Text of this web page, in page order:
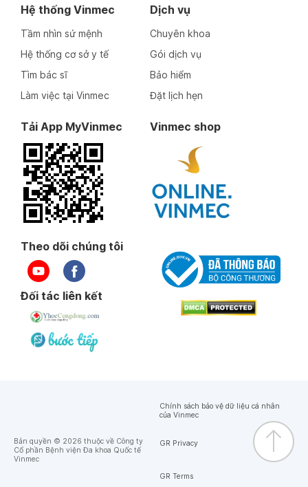
Hệ thống Vinmec
Tầm nhìn sứ mệnh
Hệ thống cơ sở y tế
Tìm bác sĩ
Làm việc tại Vinmec
Dịch vụ
Chuyên khoa
Gói dịch vụ
Bảo hiểm
Đặt lịch hẹn
Tải App MyVinmec Vinmec shop
Theo dõi chúng tôi
Đối tác liên kết
Bản quyền © 2026 thuộc về Công ty
Cổ phần Bệnh viện Đa khoa Quốc tế
Vinmec
Chính sách bảo vệ dữ liệu cá nhân
của Vinmec
GR Privacy
GR Terms